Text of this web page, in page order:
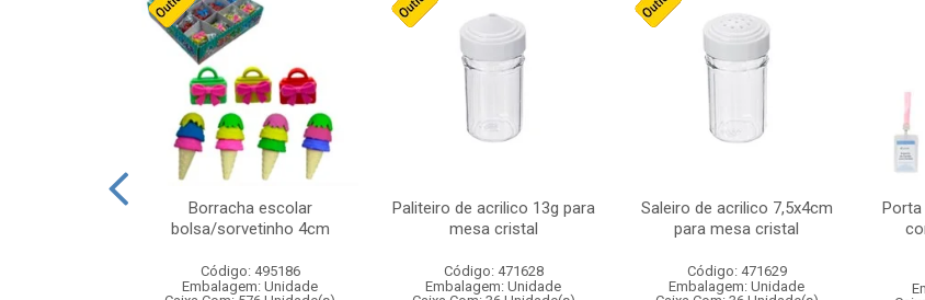
Borracha escolar
bolsa/sorvetinho 4cm
Código: 495186
Embalagem: Unidade
Paliteiro de acrilico 13g para
mesa cristal
Código: 471628
Embalagem: Unidade
Saleiro de acrilico 7,5x4cm
para mesa cristal
Código: 471629
Embalagem: Unidade